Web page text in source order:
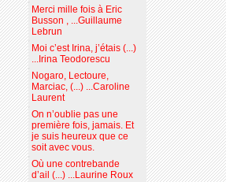
Merci mille fois à Eric
Busson , ...Guillaume
Lebrun
Moi c’est Irina, j’étais (...)
...Irina Teodorescu
Nogaro, Lectoure,
Marciac, (...) ...Caroline
Laurent
On n’oublie pas une
première fois, jamais. Et
je suis heureux que ce
soit avec vous.
Où une contrebande
d’ail (...) ...Laurine Roux